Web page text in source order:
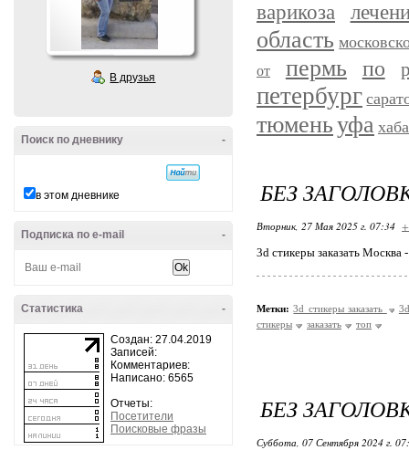
В друзья
-
Поиск по дневнику
в этом дневнике
-
Подписка по e-mail
-
Статистика
Создан: 27.04.2019
Записей:
Комментариев:
Написано: 6565
Отчеты:
Посетители
Поисковые фразы
варикоза
область
от пермь по
петербург
тюменьуфа
БЕЗ
Вторник, 27 Мая 2025 г. 07:34
3d стикеры заказать Москва
Метки: 3d стикеры заказать
стикеры
заказать топ
БЕЗ
Суббота, 07 Сентября 2024 г.